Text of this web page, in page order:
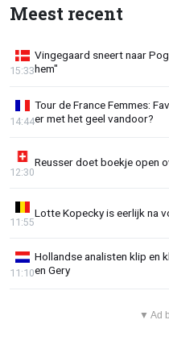
Meest recent
Vingegaard sneert naar
hem"
15:33
Tour de France Femmes:
er met het geel vandoor?
14:44
Reusser doet boekje open
12:30
Lotte Kopecky is eerlijk na
11:55
Hollandse analisten klip en
en Gery
11:10
▼ Ad